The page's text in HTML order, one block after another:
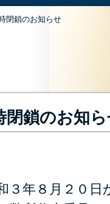
閉鎖のお知らせ
閉鎖のお知
３年８月２０